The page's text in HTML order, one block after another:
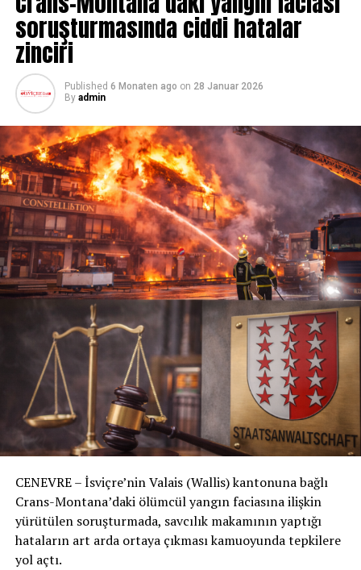
soruşturmasında ciddi hatalar
zinciri
Published 6 Monaten ago on 28 Januar 2026
By admin
CENEVRE – İsviçre’nin Valais (Wallis) kantonuna bağlı
Crans-Montana’daki ölümcül yangın faciasına ilişkin
yürütülen soruşturmada, savcılık makamının yaptığı
hataların art arda ortaya çıkması kamuoyunda tepkilere
yol açtı.